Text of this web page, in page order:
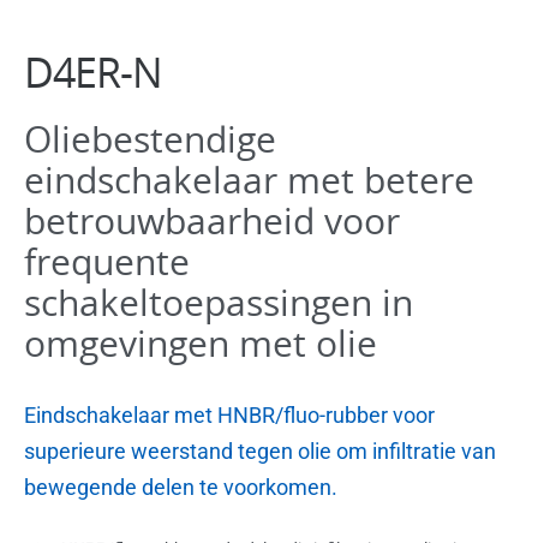
D4ER-N
Oliebestendige
eindschakelaar met betere
betrouwbaarheid voor
frequente
schakeltoepassingen in
omgevingen met olie
Eindschakelaar met HNBR/fluo-rubber voor
superieure weerstand tegen olie om infiltratie van
bewegende delen te voorkomen.